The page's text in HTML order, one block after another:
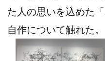
た人の思いを込めた
自作について触れた。